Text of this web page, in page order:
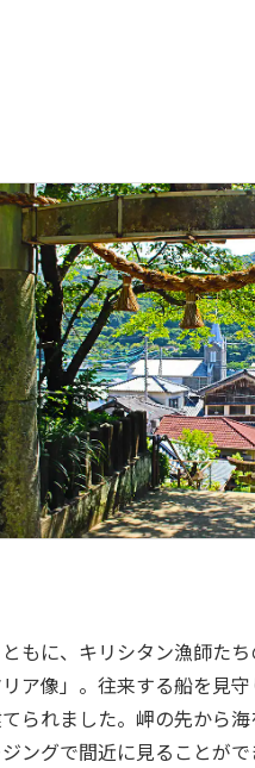
もに、キリシタン漁師た
ア像」。往来する船を見
られました。岬の先から海
ングで間近に見ることが